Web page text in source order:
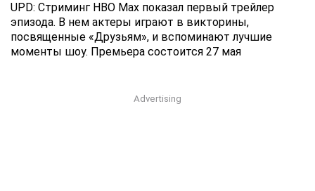
UPD: Стриминг HBO Max показал первый трейлер
эпизода. В нем актеры играют в викторины,
посвященные «Друзьям», и вспоминают лучшие
моменты шоу. Премьера состоится 27 мая
Advertising